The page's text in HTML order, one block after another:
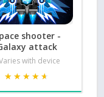
shooter -
attack
with device
★★★★★
★★★★★